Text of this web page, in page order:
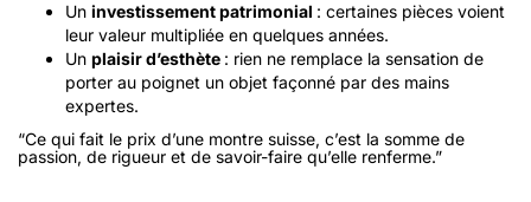
Un investissement patrimonial : certaines pièces voient
leur valeur multipliée en quelques années.
Un plaisir d’esthète : rien ne remplace la sensation de
porter au poignet un objet façonné par des mains
expertes.
“Ce qui fait le prix d’une montre suisse, c’est la somme de
passion, de rigueur et de savoir-faire qu’elle renferme.”